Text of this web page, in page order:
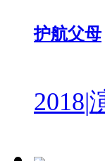
护航父母
2018|